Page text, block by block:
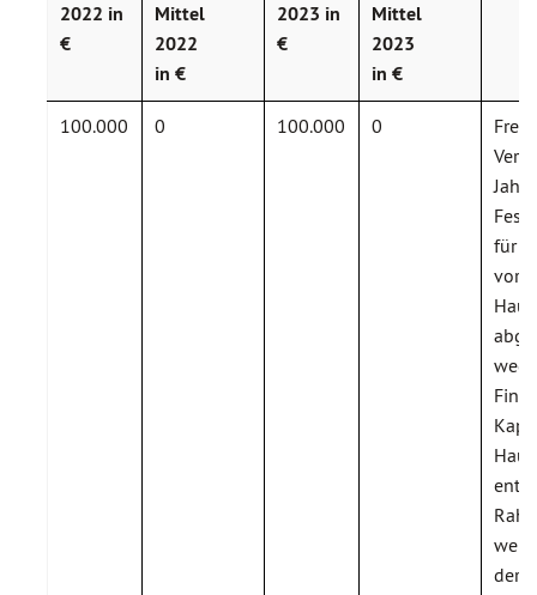
2022 in
€
Mittel
2022
in €
2023 in
€
Mittel
2023
in €
100.000 0 100.000 0
Frei
für
der